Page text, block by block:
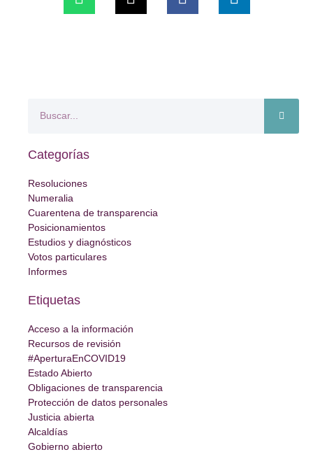
Categorías
Resoluciones
Numeralia
Cuarentena de transparencia
Posicionamientos
Estudios y diagnósticos
Votos particulares
Informes
Etiquetas
Acceso a la información
Recursos de revisión
#AperturaEnCOVID19
Estado Abierto
Obligaciones de transparencia
Protección de datos personales
Justicia abierta
Alcaldías
Gobierno abierto